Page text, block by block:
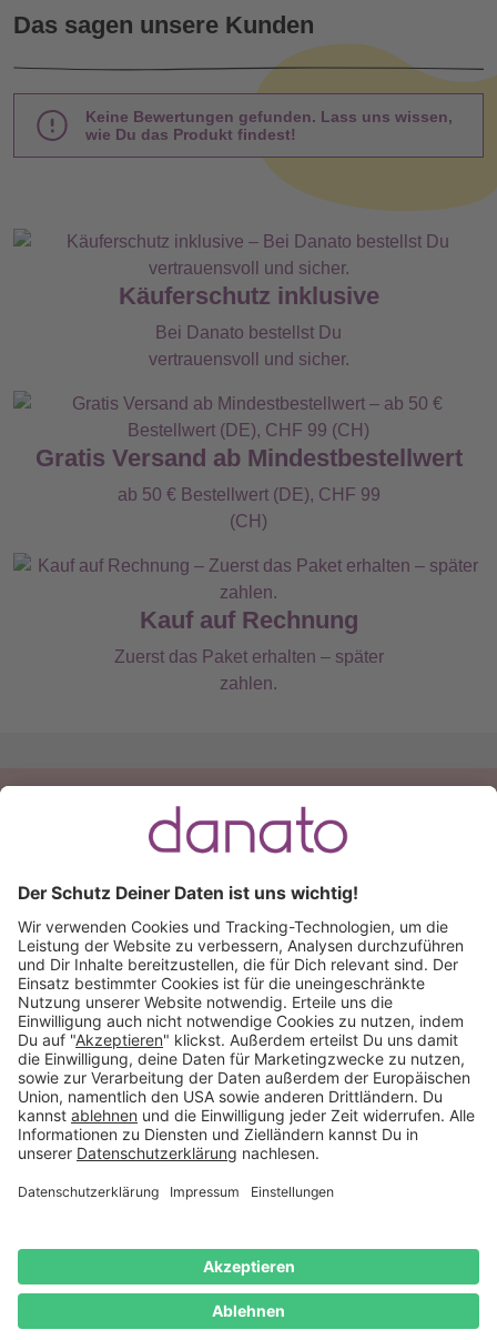
Das sagen unsere Kunden
Keine Bewertungen gefunden. Lass uns wissen,
wie Du das Produkt findest!
Käuferschutz inklusive
Bei Danato bestellst Du
vertrauensvoll und sicher.
Gratis Versand ab Mindestbestellwert
ab 50 € Bestellwert (DE), CHF 99
(CH)
Kauf auf Rechnung
Zuerst das Paket erhalten – später
zahlen.
Du hast eine Frage?
+49 (0) 511 51 56 0300
schreib uns eineE-Mail
Käuferschutz inklusive Kauf auf Rechnung
Mitglied im:
Deutschland
Datenschutz Widerrufsrecht
widerrufen